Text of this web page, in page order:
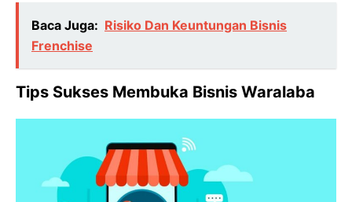
Baca Juga: Risiko Dan Keuntungan Bisnis
Frenchise
Tips Sukses Membuka Bisnis Waralaba